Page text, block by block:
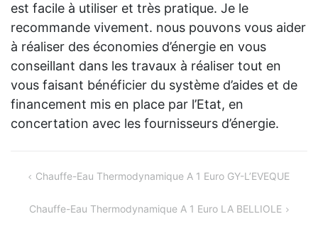
est facile à utiliser et très pratique. Je le
recommande vivement. nous pouvons vous aider
à réaliser des économies d’énergie en vous
conseillant dans les travaux à réaliser tout en
vous faisant bénéficier du système d’aides et de
financement mis en place par l’Etat, en
concertation avec les fournisseurs d’énergie.
Navigation
Chauffe-Eau Thermodynamique A 1 Euro GY-L’EVEQUE
Chauffe-Eau Thermodynamique A 1 Euro LA BELLIOLE